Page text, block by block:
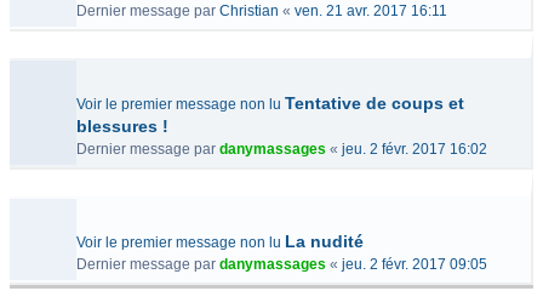
Dernier message par Christian « ven. 21 avr. 2017 16:11
Voir le premier message non lu Tentative de coups et
blessures !
Dernier message par danymassages « jeu. 2 févr. 2017 16:02
Voir le premier message non lu La nudité
Dernier message par danymassages « jeu. 2 févr. 2017 09:05